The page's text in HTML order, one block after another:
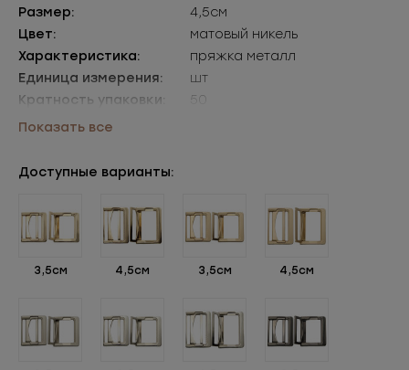
Размер:
4,5см
Цвет:
матовый никель
Характеристика:
пряжка металл
Единица измерения:
шт
Кратность упаковки:
50
Упаковки:
Показать все
Доступные варианты:
3,5см 4,5см 3,5см 4,5см